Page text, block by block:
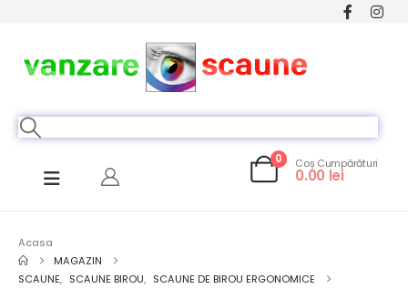
0 Coș Cumpărături
0.00 lei
Acasa
MAGAZIN
SCAUNE, SCAUNE BIROU, SCAUNE DE BIROU ERGONOMICE